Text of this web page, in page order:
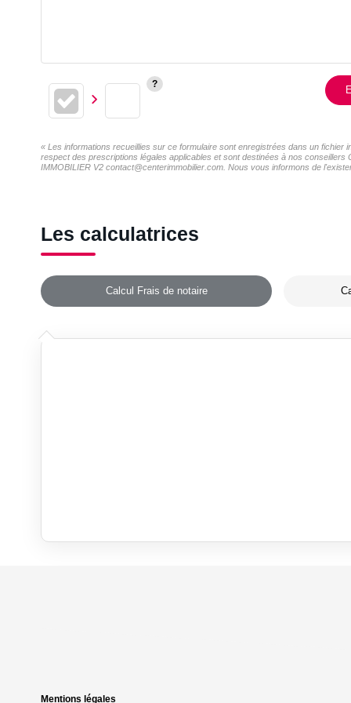
« Les informations recueillies sur ce formulaire sont enregistrées dans un
respect des prescriptions légales applicables et sont destinées à nos
IMMOBILIER V2 contact@centerimmobilier.com. Nous vous informons de
Les calculatrices
Calcul Frais de notaire
Mentions légales